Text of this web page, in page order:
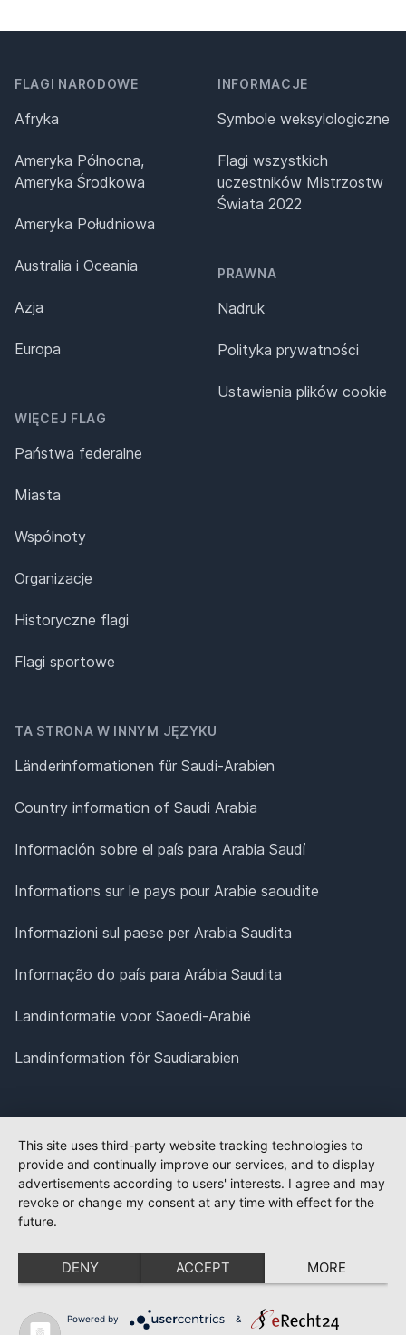
FLAGI NARODOWE
Afryka
Ameryka Północna,
Ameryka Środkowa
Ameryka Południowa
Australia i Oceania
Azja
Europa
WIĘCEJ FLAG
Państwa federalne
Miasta
Wspólnoty
Organizacje
Historyczne flagi
Flagi sportowe
INFORMACJE
Symbole weksylologiczne
Flagi wszystkich
uczestników Mistrzostw
Świata 2022
PRAWNA
Nadruk
Polityka prywatności
Ustawienia plików cookie
TA STRONA W INNYM JĘZYKU
Länderinformationen für Saudi-Arabien
Country information of Saudi Arabia
Información sobre el país para Arabia Saudí
Informations sur le pays pour Arabie saoudite
Informazioni sul paese per Arabia Saudita
Informação do país para Arábia Saudita
Landinformatie voor Saoedi-Arabië
Landinformation för Saudiarabien
This site uses third-party website tracking technologies to
provide and continually improve our services, and to display
advertisements according to users' interests. I agree and may
revoke or change my consent at any time with effect for the
future.
DENY ACCEPT MORE
Powered by &